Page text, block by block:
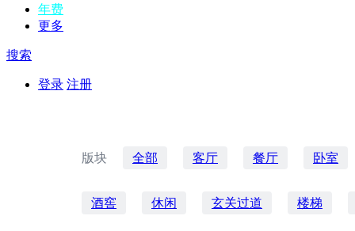
年费
更多
搜索
登录 注册
版块 全部 客厅 餐厅 卧室
酒窖 休闲 玄关过道 楼梯